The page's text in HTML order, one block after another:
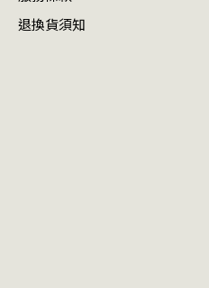
退換貨須知